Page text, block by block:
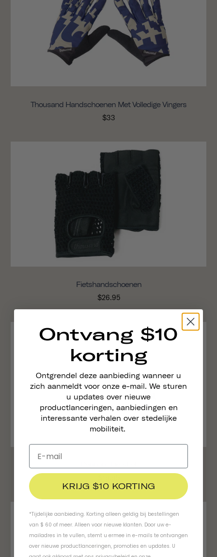
Thousand Handschoenen Met Volledige Vingers
$33
Fietshandschoenen
$26.95
Ontvang $10
korting
Ontgrendel deze aanbieding wanneer u
zich aanmeldt voor onze e-mail. We sturen
u updates over nieuwe
productlanceringen, aanbiedingen en
interessante verhalen over stedelijke
mobiliteit.
KRIJG $10 KORTING
*Tijdelijke aanbieding. Korting alleen geldig bij bestellingen
van $ 60 of meer. Alleen voor nieuwe klanten. Door uw e-
mailadres in te vullen, stemt u ermee in e-mails te ontvangen
over nieuwe productlanceringen, promoties en updates. U